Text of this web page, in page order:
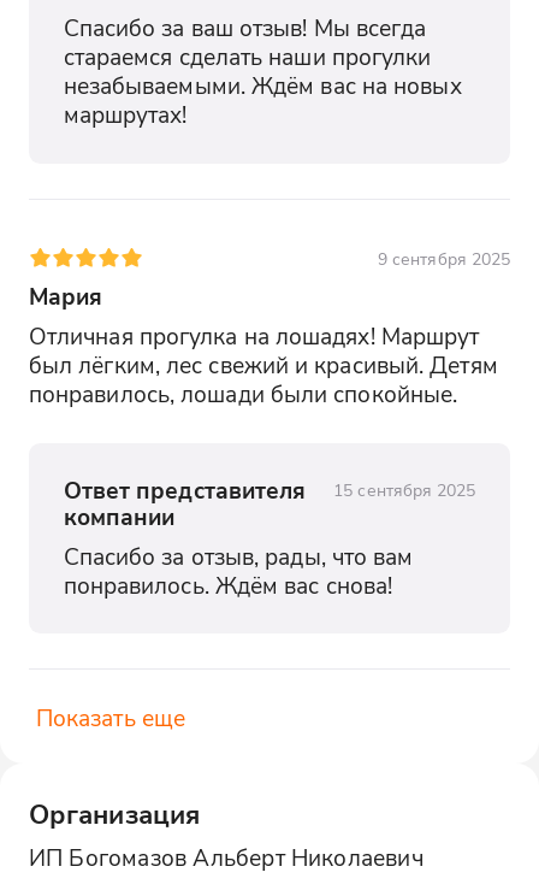
Спасибо за ваш отзыв! Мы всегда
стараемся сделать наши прогулки
незабываемыми. Ждём вас на новых
маршрутах!
9 сентября 2025
Мария
Отличная прогулка на лошадях! Маршрут
был лёгким, лес свежий и красивый. Детям
понравилось, лошади были спокойные.
Ответ представителя
компании
15 сентября 2025
Спасибо за отзыв, рады, что вам
понравилось. Ждём вас снова!
Показать еще
Организация
ИП Богомазов Альберт Николаевич